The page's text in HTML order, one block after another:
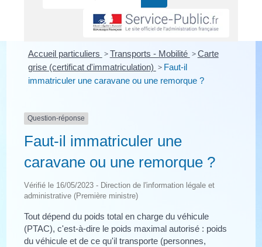
Accueil particuliers >Transports - Mobilité >Carte
grise (certificat d'immatriculation) > Faut-il
immatriculer une caravane ou une remorque ?
Question-réponse
Faut-il immatriculer une
caravane ou une remorque ?
Vérifié le 16/05/2023 - Direction de l'information légale et
administrative (Première ministre)
Tout dépend du poids total en charge du véhicule
(PTAC), c'est-à-dire le poids maximal autorisé : poids
du véhicule et de ce qu'il transporte (personnes,